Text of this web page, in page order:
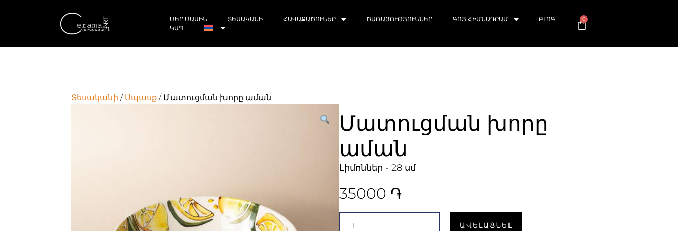
ՄԵՐ ՄԱՍԻՆ ՏԵՍԱԿԱՆԻ ՀԱՎԱՔԱԾՈՒՆԵՐ ԾԱՌԱՅՈՒԹՅՈՒՆՆԵՐ ԳՈՅ ՀԻՄՆԱԴՐԱՄ
ԲԼՈԳ
ԿԱՊ
0
Տեսականի / Սպասք / Մատուցման խորը աման
Մատուցման խորը
աման
Լիմոններ - 28 սմ
35000 ֏
ԱՎԵԼԱՑՆԵԼ